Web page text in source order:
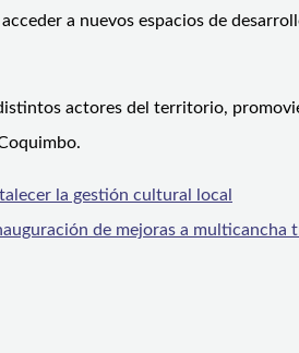
a nuevos espacios de
actores del territorio,
la gestión cultural local
de mejoras a